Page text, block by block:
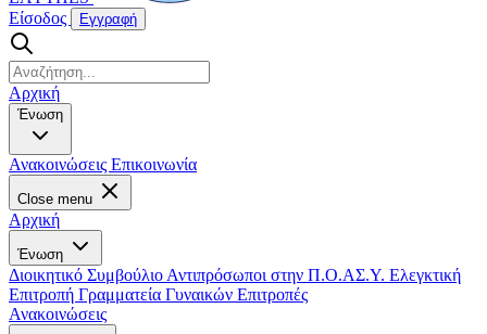
Είσοδος
Εγγραφή
Αρχική
Ένωση
Ανακοινώσεις Επικοινωνία
Close menu
Αρχική
Ένωση
Διοικητικό Συμβούλιο Αντιπρόσωποι στην Π.Ο.ΑΣ.Υ. Ελεγκτική
Επιτροπή Γραμματεία Γυναικών Επιτροπές
Ανακοινώσεις